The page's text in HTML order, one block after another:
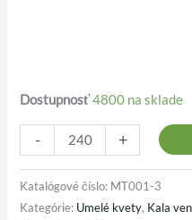
Dostupnosť4800 na sklade
- +
Katalógové číslo: MT001-3
Kategórie: Umelé kvety, Kala